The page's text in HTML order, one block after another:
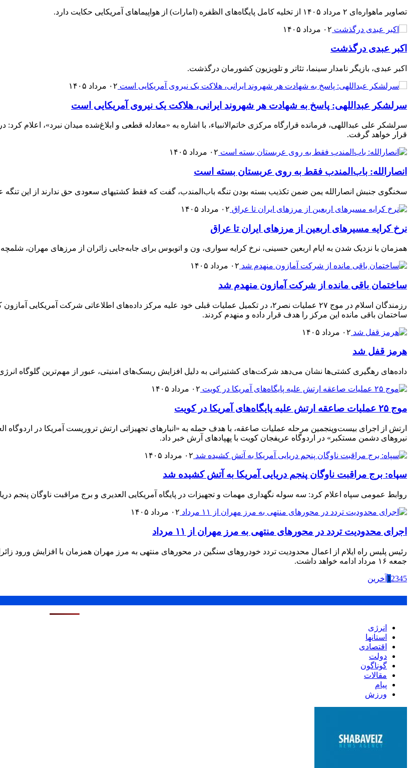
تصاویر ماهواره‌ای ۲ مرداد ۱۴۰۵ از تخلیه کامل پایگاه‌های الظفره (امارات) از هواپیماهای آمریکایی حکایت دارد.
۰۲ مرداد ۱۴۰۵
اکبر عبدی درگذشت
اکبر عبدی، بازیگر نامدار سینما، تئاتر و تلویزیون کشورمان درگذشت.
۰۲ مرداد ۱۴۰۵
سرلشکر عبداللهی: پاسخ به شهادت هر شهروند ایرانی، هلاکت یک نیروی آمریکایی است
سرلشکر علی عبداللهی، فرمانده قرارگاه مرکزی خاتم‌الانبیاء، با اشاره به «معادله قطعی و ابلاغ‌شده میدان نبرد»، اعلام
قرار خواهد گرفت.
۰۲ مرداد ۱۴۰۵
انصارالله: باب‌المندب فقط به روی عربستان بسته است
سخنگوی جنبش انصارالله یمن ضمن تکذیب بسته بودن تنگه باب‌المندب، گفت که فقط کشتیهای سعودی حق ندارند از این تنگه
۰۲ مرداد ۱۴۰۵
نرخ کرایه مسیرهای اربعین از مرزهای ایران تا عراق
همزمان با نزدیک شدن به ایام اربعین حسینی، نرخ کرایه سواری، ون و اتوبوس برای جابه‌جایی زائران از مرزهای مهران،
۰۲ مرداد ۱۴۰۵
ساختمان باقی مانده از شرکت آمازون منهدم شد
رزمندگان اسلام در موج ۲۷ عملیات نصر۲، در تکمیل عملیات قبلی خود علیه مرکز داده‌های اطلاعاتی
ساختمان باقی مانده این مرکز را هدف قرار داده و منهدم کردند.
۰۲ مرداد ۱۴۰۵
هرمز قفل شد
داده‌های رهگیری کشتی‌ها نشان می‌دهد شرکت‌های کشتیرانی به دلیل افزایش ریسک‌های امنیتی، عبور از مهم‌ترین گلوگاه انرژی
۰۲ مرداد ۱۴۰۵
موج ۲۵ عملیات صاعقه ارتش علیه پایگاه‌های آمریکا در کویت
ارتش از اجرای بیست‌وپنجمین مرحله عملیات صاعقه، با هدف حمله به «انبار‌های تجهیزاتی ارتش تروریست آمریکا در اردوگاه
نیروهای دشمن مستکبر» در اردوگاه عریفجان کویت با پهپادهای آرش خبر داد.
۰۲ مرداد ۱۴۰۵
سپاه: برج مراقبت ناوگان پنجم دریایی آمریکا به آتش کشیده شد
روابط عمومی سپاه اعلام کرد: سه سوله نگهداری مهمات و تجهیزات در پایگاه آمریکایی العدیری و برج مراقبت ناوگان پنجم
۰۲ مرداد ۱۴۰۵
اجرای محدودیت تردد در محورهای منتهی به مرز مهران از ۱۱ مرداد
جمعه ۱۶ مرداد ادامه خواهد داشت.
1 2345 آخرین
انرژی
استانها
اقتصادی
دولت
گوناگون
مقالات
پیام
ورزش